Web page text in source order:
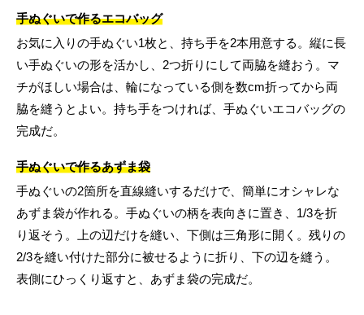
手ぬぐいで作るエコバッグ
お気に入りの手ぬぐい1枚と、持ち手を2本用意する。縦に長
い手ぬぐいの形を活かし、2つ折りにして両脇を縫おう。マ
チがほしい場合は、輪になっている側を数cm折ってから両
脇を縫うとよい。持ち手をつければ、手ぬぐいエコバッグの
完成だ。
手ぬぐいで作るあずま袋
手ぬぐいの2箇所を直線縫いするだけで、簡単にオシャレな
あずま袋が作れる。手ぬぐいの柄を表向きに置き、1/3を折
り返そう。上の辺だけを縫い、下側は三角形に開く。残りの
2/3を縫い付けた部分に被せるように折り、下の辺を縫う。
表側にひっくり返すと、あずま袋の完成だ。